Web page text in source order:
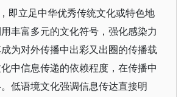
即立足中华优秀传统文化或特色地
丰富多元的文化符号，强化感染力
为对外传播中出彩又出圈的传播载
中信息传递的依赖程度，在传播中
低语境文化强调信息传达直接明